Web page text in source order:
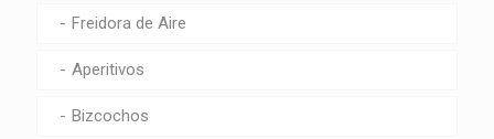
Freidora de Aire
Aperitivos
Bizcochos